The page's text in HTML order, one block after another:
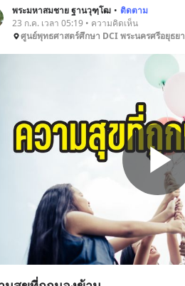
พระมหาสมชาย ฐานวุฑฺโฒ • ติดตาม
23 ก.ค. เวลา 05:19 • ความคิดเห็น
ศูนย์พุทธศาสตร์ศึกษา DCI พระนครศรีอยุธยา